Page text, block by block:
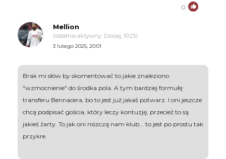
0
Mellion
(ostatnio aktywny: Dzisiaj, 10:25)
3 lutego 2025, 20:01
Brak mi słów by skomentować to jakie znaleziono
"wzmocnienie" do środka pola. A tym bardziej formułę
transferu Bennacera, bo to jest już jakaś potwarz. I oni jeszcze
chcą podpisać gościa, który leczy kontuzję, przecież to są
jakieś żarty. To jak oni niszczą nam klub... to jest po prostu tak
przykre.